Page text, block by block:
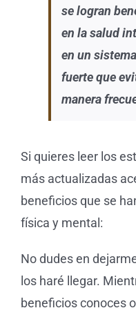
se logran
en la salud
en un
fuerte que
manera
Si quieres leer los
más actualizadas
beneficios que se
física y mental:
No dudes en
los haré llegar.
beneficios conoces